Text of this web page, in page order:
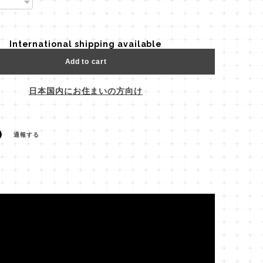
International shipping available
Add to cart
日本国内にお住まいの方向け
通報する